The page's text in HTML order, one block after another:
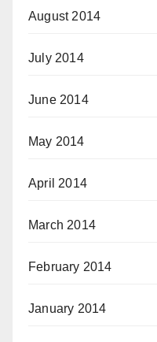
August 2014
July 2014
June 2014
May 2014
April 2014
March 2014
February 2014
January 2014